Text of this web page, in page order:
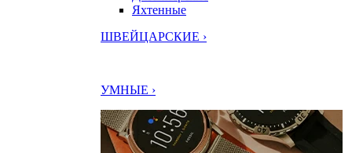
Яхтенные
ШВЕЙЦАРСКИЕ ›
УМНЫЕ ›